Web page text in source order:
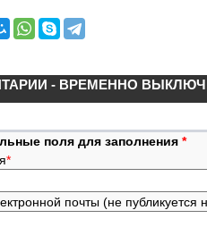
- ВРЕМЕННО
поля для заполнения *
*
почты (не публикуется